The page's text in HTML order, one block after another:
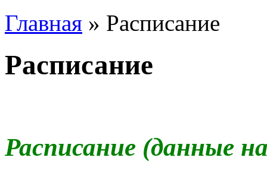
Главная » Расписание
Расписание
Расписание (данные